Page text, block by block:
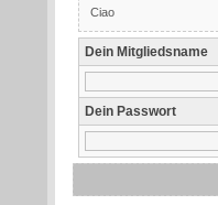
Ciao
Dein Mitgliedsname
Dein Passwort